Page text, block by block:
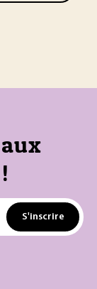
S'inscrire